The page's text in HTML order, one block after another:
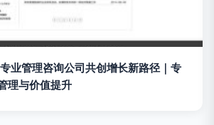
业管理咨询公司共创增长新路径｜专
理与价值提升